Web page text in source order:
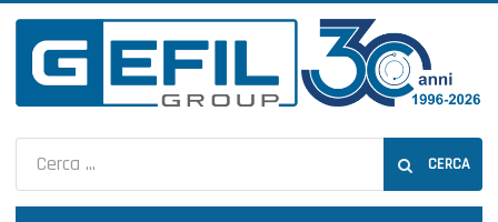
CERCA